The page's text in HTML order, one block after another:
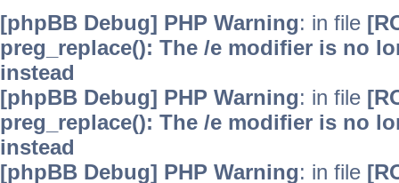
[phpBB Debug] PHP Warning: in file
preg_replace(): The /e modifier is no
instead
[phpBB Debug] PHP Warning: in file
preg_replace(): The /e modifier is no
instead
[phpBB Debug] PHP Warning: in file